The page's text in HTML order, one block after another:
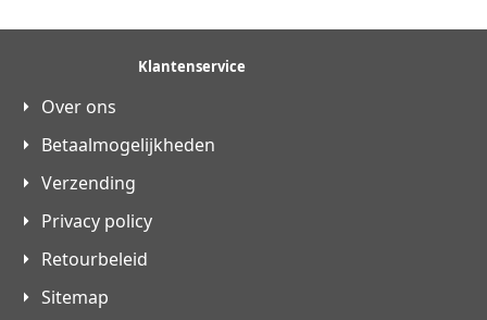
Klantenservice
Over ons
Betaalmogelijkheden
Verzending
Privacy policy
Retourbeleid
Sitemap